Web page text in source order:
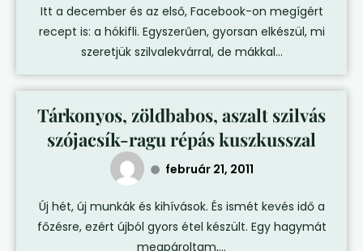
Itt a december és az első, Facebook-on megígért
recept is: a hókifli. Egyszerűen, gyorsan elkészül, mi
szeretjük szilvalekvárral, de mákkal...
Tárkonyos, zöldbabos, aszalt szilvás
szójacsík-ragu répás kuszkusszal
február 21, 2011
Új hét, új munkák és kihívások. És ismét kevés idő a
főzésre, ezért újból gyors étel készült. Egy hagymát
megpároltam,...